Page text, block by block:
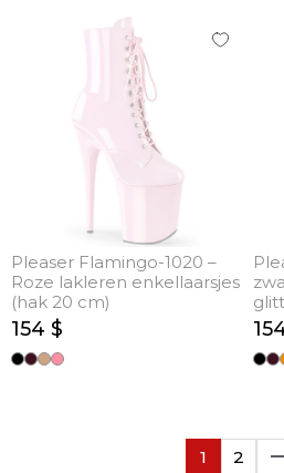
Pleaser Flamingo-1020 –
Roze lakleren enkellaarsjes
(hak 20 cm)
154 $
1 2